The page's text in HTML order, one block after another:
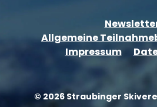
Allgemeine
Impressum
© 2026 Straubinger